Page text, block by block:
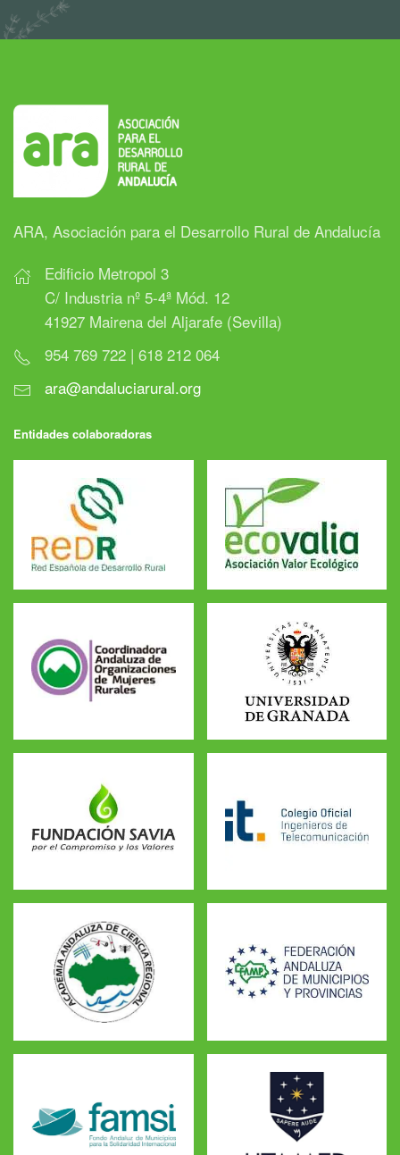
ARA, Asociación para el Desarrollo Rural de Andalucía
Edificio Metropol 3
C/ Industria nº 5-4ª Mód. 12
41927 Mairena del Aljarafe (Sevilla)
954 769 722 | 618 212 064
ara@andaluciarural.org
Entidades colaboradoras